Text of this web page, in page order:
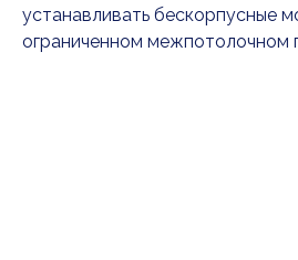
устанавливать бескорпусные
ограниченном межпотолочном